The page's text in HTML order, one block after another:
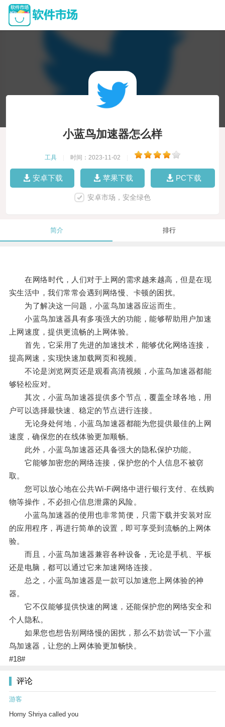
小蓝鸟加速器怎么样
工具 时间：2023-11-02
安卓下载 苹果下载 PC下载
安卓市场，安全绿色
简介 排行
在网络时代，人们对于上网的需求越来越高，但是在现
实生活中，我们常常会遇到网络慢、卡顿的困扰。
为了解决这一问题，小蓝鸟加速器应运而生。
小蓝鸟加速器具有多项强大的功能，能够帮助用户加速
上网速度，提供更流畅的上网体验。
首先，它采用了先进的加速技术，能够优化网络连接，
提高网速，实现快速加载网页和视频。
不论是浏览网页还是观看高清视频，小蓝鸟加速器都能
够轻松应对。
其次，小蓝鸟加速器提供多个节点，覆盖全球各地，用
户可以选择最快速、稳定的节点进行连接。
无论身处何地，小蓝鸟加速器都能为您提供最佳的上网
速度，确保您的在线体验更加顺畅。
此外，小蓝鸟加速器还具备强大的隐私保护功能。
它能够加密您的网络连接，保护您的个人信息不被窃
取。
您可以放心地在公共Wi-Fi网络中进行银行支付、在线购
物等操作，不必担心信息泄露的风险。
小蓝鸟加速器的使用也非常简便，只需下载并安装对应
的应用程序，再进行简单的设置，即可享受到流畅的上网体
验。
而且，小蓝鸟加速器兼容各种设备，无论是手机、平板
还是电脑，都可以通过它来加速网络连接。
总之，小蓝鸟加速器是一款可以加速您上网体验的神
器。
它不仅能够提供快速的网速，还能保护您的网络安全和
个人隐私。
如果您也想告别网络慢的困扰，那么不妨尝试一下小蓝
鸟加速器，让您的上网体验更加畅快。
#18#
评论
游客
Horny Shriya called you